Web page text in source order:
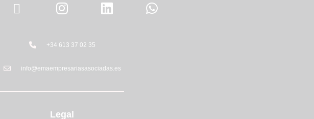
+34 613 37 02 35
info@emaempresariasasociadas.es
Legal